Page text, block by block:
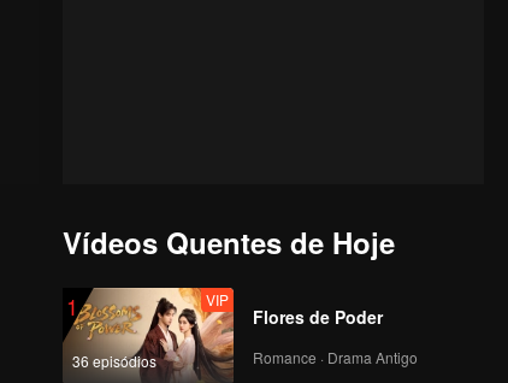
Vídeos Quentes de Hoje
1
36 episódios
VIP
Flores de Poder
Romance · Drama Antigo